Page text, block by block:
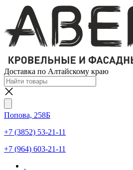
Доставка по Алтайскому краю
Попова, 258Б
+7 (3852) 53-21-11
+7 (964) 603-21-11